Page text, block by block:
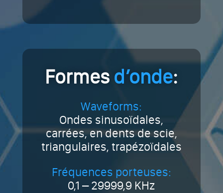
Formes d’onde:
Waveforms:
Ondes sinusoïdales,
carrées, en dents de scie,
triangulaires, trapézoïdales
Fréquences porteuses:
0,1 – 29999,9 KHz